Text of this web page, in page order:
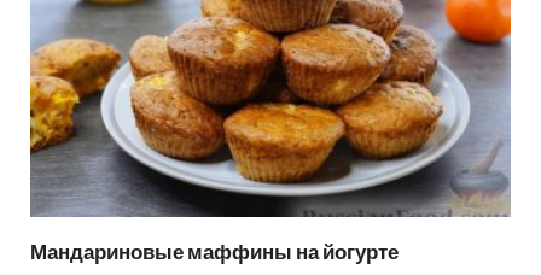
Мандариновые маффины на йогурте